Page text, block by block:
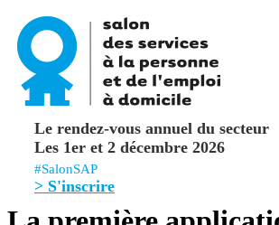
Le rendez-vous annuel du secteur
Les 1er et 2 décembre 2026
#SalonSAP
> S'inscrire